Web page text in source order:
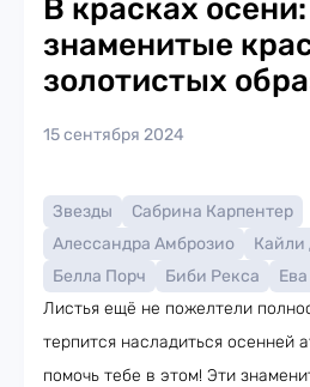
В красках осени:
знаменитые
золотистых
15 сентября 2024
Звезды
Сабрина Карпентер
Алессандра Амброзио
Белла Порч
Биби Рекса
Листья ещё не пожелтели
терпится насладиться осенней
помочь тебе в этом! Эти